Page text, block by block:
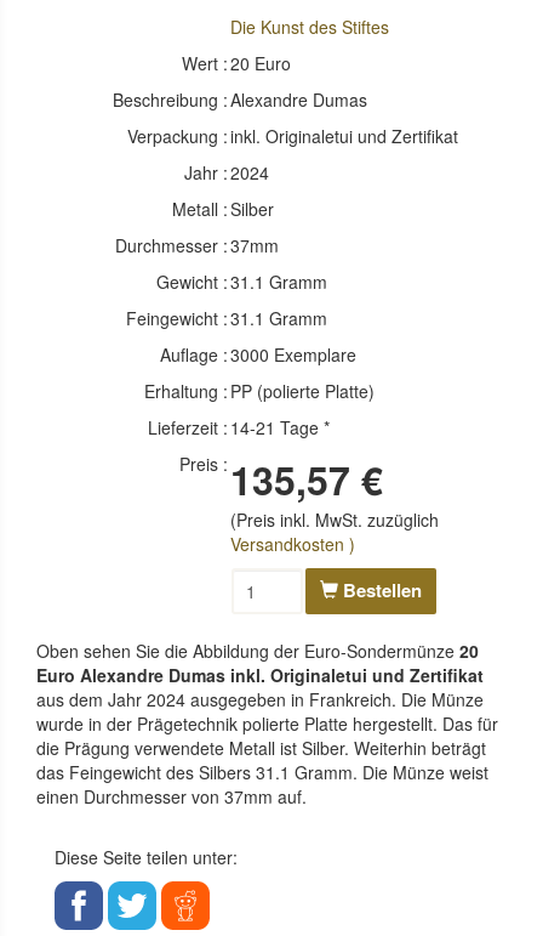
Die Kunst des Stiftes
Wert :20 Euro
Beschreibung :Alexandre Dumas
Verpackung :inkl. Originaletui und Zertifikat
Jahr :2024
Metall :Silber
Durchmesser :37mm
Gewicht :31.1 Gramm
Feingewicht :31.1 Gramm
Auflage :3000 Exemplare
Erhaltung : PP (polierte Platte)
Lieferzeit : 14-21 Tage *
Preis : 135,57 €
(Preis inkl. MwSt. zuzüglich
Versandkosten )
Bestellen
Oben sehen Sie die Abbildung der Euro-Sondermünze 20
Euro Alexandre Dumas inkl. Originaletui und Zertifikat
aus dem Jahr 2024 ausgegeben in Frankreich. Die Münze
wurde in der Prägetechnik polierte Platte hergestellt. Das für
die Prägung verwendete Metall ist Silber. Weiterhin beträgt
das Feingewicht des Silbers 31.1 Gramm. Die Münze weist
einen Durchmesser von 37mm auf.
Diese Seite teilen unter: